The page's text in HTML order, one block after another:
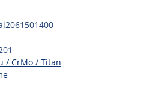
/ CrMo / Titan